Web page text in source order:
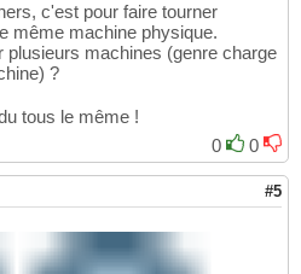
c'est pour faire tourner
même machine physique.
machines (genre charge
?
tous le même !
0
0
#5